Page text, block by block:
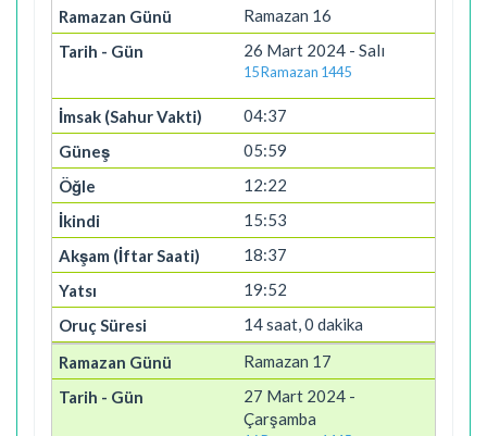
Ramazan 16
26 Mart 2024 - Salı
15 Ramazan 1445
04:37
05:59
12:22
15:53
18:37
19:52
14 saat, 0 dakika
Ramazan 17
27 Mart 2024 -
Çarşamba